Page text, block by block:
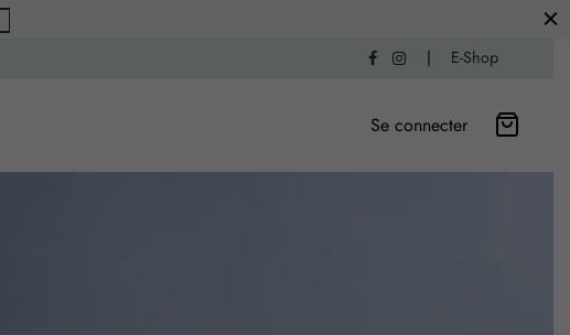
| E-Shop
Se connecter